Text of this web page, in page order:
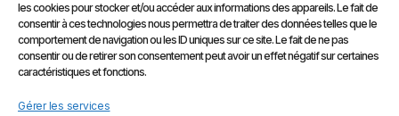
les cookies pour stocker et/ou accéder aux informations des appareils. Le fait de
consentir à ces technologies nous permettra de traiter des données telles que le
comportement de navigation ou les ID uniques sur ce site. Le fait de ne pas
consentir ou de retirer son consentement peut avoir un effet négatif sur certaines
caractéristiques et fonctions.
Gérer les services
E-
Shop
Gammes
Marques
Compte
Infos
Prendre
RDV